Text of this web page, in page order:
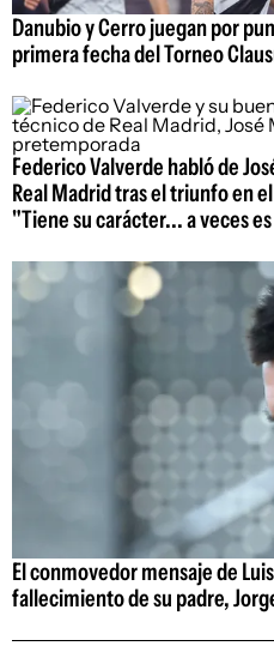
Danubio y Cerro juegan por
primera fecha del Torneo
Federico Valverde habló de
Real Madrid tras el triunfo en
"Tiene su carácter... a veces
El conmovedor mensaje de
fallecimiento de su padre,